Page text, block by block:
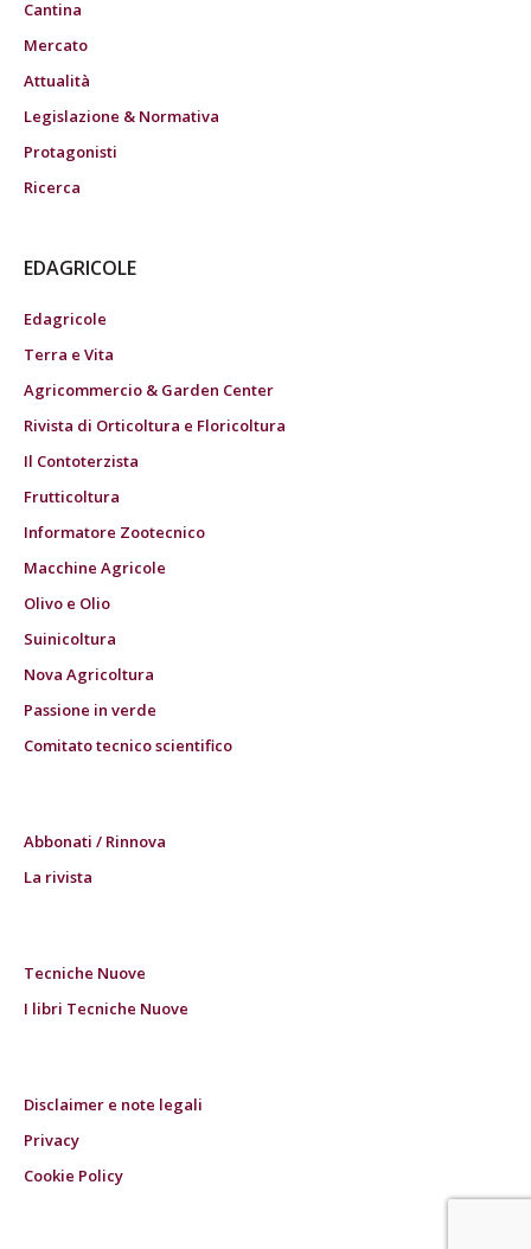
Cantina
Mercato
Attualità
Legislazione & Normativa
Protagonisti
Ricerca
EDAGRICOLE
Edagricole
Terra e Vita
Agricommercio & Garden Center
Rivista di Orticoltura e Floricoltura
Il Contoterzista
Frutticoltura
Informatore Zootecnico
Macchine Agricole
Olivo e Olio
Suinicoltura
Nova Agricoltura
Passione in verde
Comitato tecnico scientifico
Abbonati / Rinnova
La rivista
Tecniche Nuove
I libri Tecniche Nuove
Disclaimer e note legali
Privacy
Cookie Policy